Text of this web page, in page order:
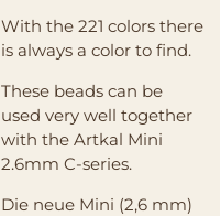
With the 221 colors there
is always a color to find.
These beads can be
used very well together
with the Artkal Mini
2.6mm C-series.
Die neue Mini (2,6 mm)